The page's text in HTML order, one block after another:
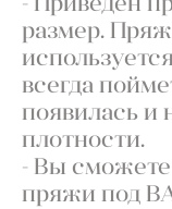
размер.
всегда
появилась и
плотности.
- Вы
пряжи под